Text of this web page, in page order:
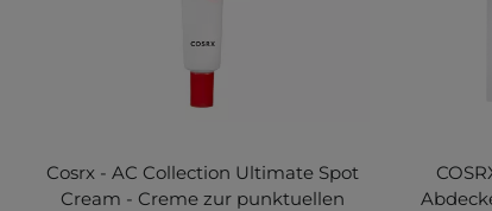
Cosrx - AC Collection Ultimate Spot
Cream - Creme zur punktuellen